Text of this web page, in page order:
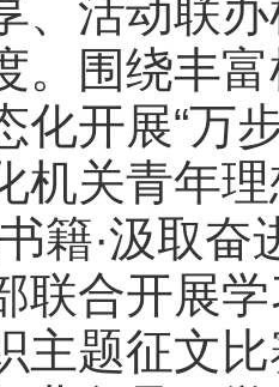
、活动联
。围绕丰
化开展“万
机关青年
籍·汲取
联合开展
主题征文